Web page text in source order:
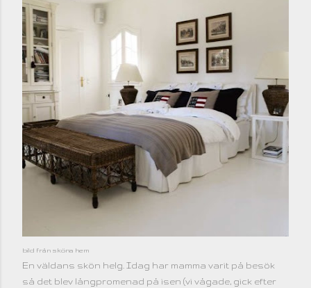
bild från sköna hem
En väldans skön helg. Idag har mamma varit på besök
så det blev långpromenad på isen (vi vågade, gick efter